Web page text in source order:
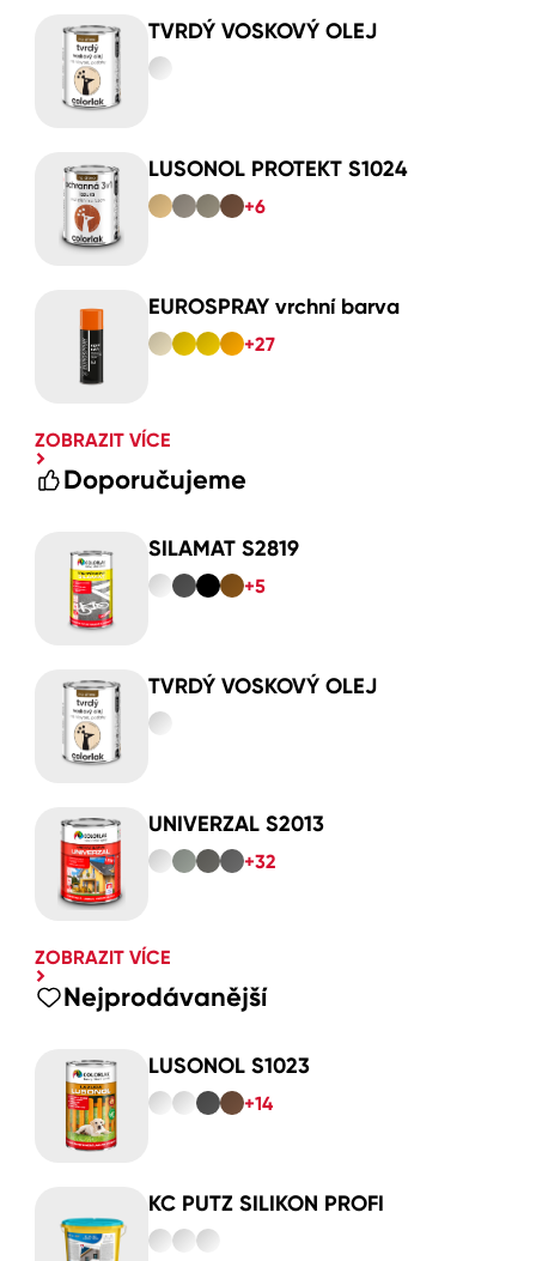
TVRDÝ VOSKOVÝ OLEJ
LUSONOL PROTEKT S1024
+6
EUROSPRAY vrchní barva
+27
ZOBRAZIT VÍCE
Doporučujeme
SILAMAT S2819
+5
TVRDÝ VOSKOVÝ OLEJ
UNIVERZAL S2013
+32
ZOBRAZIT VÍCE
Nejprodávanější
LUSONOL S1023
+14
KC PUTZ SILIKON PROFI